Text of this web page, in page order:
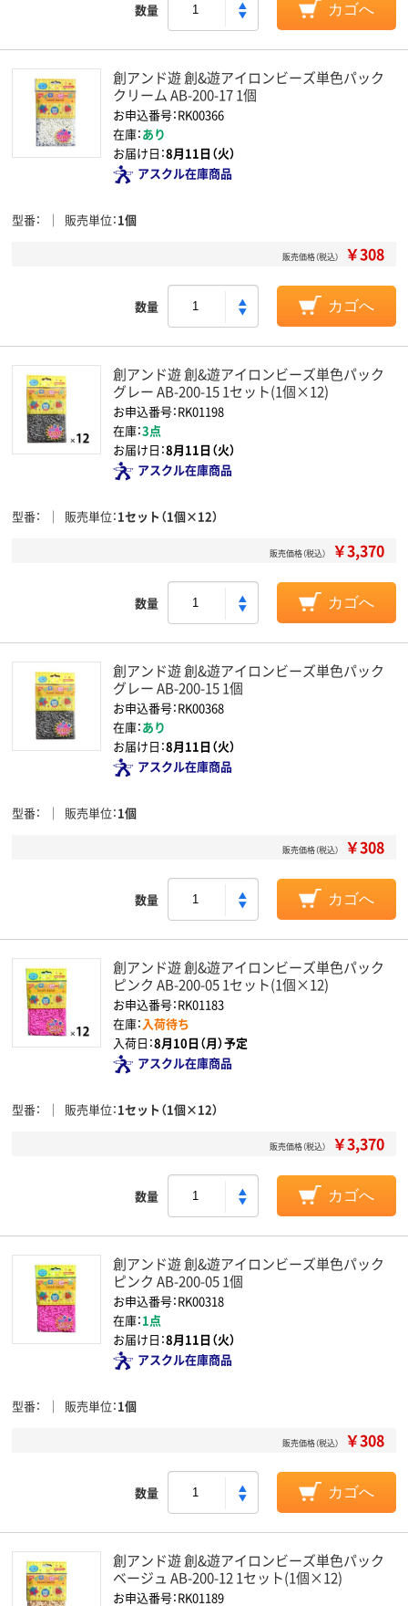
数量 カゴへ
創アンド遊 創&遊アイロンビーズ単色パック
クリーム AB-200-17 1個
お申込番号：RK00366
在庫：あり
お届け日：8月11日（火）
アスクル在庫商品
型番 販売単位 1個
販売価格（税込） ￥308
数量 カゴへ
創アンド遊 創&遊アイロンビーズ単色パック
グレー AB-200-15 1セット(1個×12)
お申込番号：RK01198
在庫：3点
お届け日：8月11日（火）
アスクル在庫商品
型番 販売単位 1セット（1個×12）
販売価格（税込） ￥3,370
数量 カゴへ
創アンド遊 創&遊アイロンビーズ単色パック
グレー AB-200-15 1個
お申込番号：RK00368
在庫：あり
お届け日：8月11日（火）
アスクル在庫商品
型番 販売単位 1個
販売価格（税込） ￥308
数量 カゴへ
創アンド遊 創&遊アイロンビーズ単色パック
ピンク AB-200-05 1セット(1個×12)
お申込番号：RK01183
在庫：入荷待ち
入荷日：8月10日（月）予定
アスクル在庫商品
型番 販売単位 1セット（1個×12）
販売価格（税込） ￥3,370
数量 カゴへ
創アンド遊 創&遊アイロンビーズ単色パック
ピンク AB-200-05 1個
お申込番号：RK00318
在庫：1点
お届け日：8月11日（火）
アスクル在庫商品
型番 販売単位 1個
販売価格（税込） ￥308
数量 カゴへ
創アンド遊 創&遊アイロンビーズ単色パック
ベージュ AB-200-12 1セット(1個×12)
お申込番号：RK01189